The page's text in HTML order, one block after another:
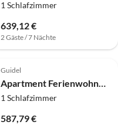
1 Schlafzimmer
639,12 €
2 Gäste / 7 Nächte
Guidel
Apartment Ferienwohnung an der Küste mit beheiztem Pool
1 Schlafzimmer
587,79 €